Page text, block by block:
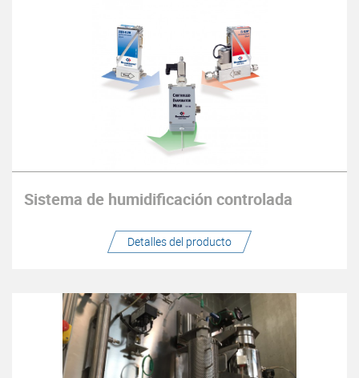
Sistema de humidificación controlada
Detalles del producto